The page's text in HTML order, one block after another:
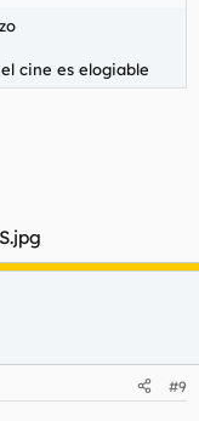
cine es elogiable
#9